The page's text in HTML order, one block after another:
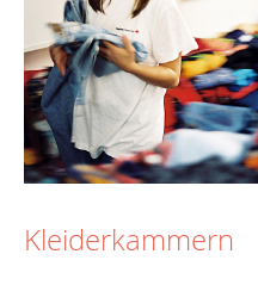
Kleiderkammern